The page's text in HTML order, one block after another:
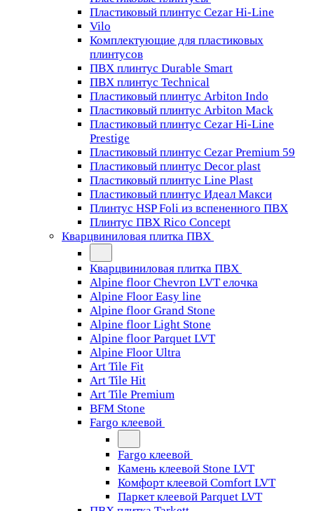
Пластиковый плинтус Cezar Hi-Line
Vilo
Комплектующие для пластиковых
плинтусов
ПВХ плинтус Durable Smart
ПВХ плинтус Technical
Пластиковый плинтус Arbiton Indo
Пластиковый плинтус Arbiton Mack
Пластиковый плинтус Cezar Hi-Line
Prestige
Пластиковый плинтус Cezar Premium 59
Пластиковый плинтус Decor plast
Пластиковый плинтус Line Plast
Пластиковый плинтус Идеал Макси
Плинтус HSP Foli из вспененного ПВХ
Плинтус ПВХ Rico Concept
Кварцвиниловая плитка ПВХ
Кварцвиниловая плитка ПВХ
Alpine floor Chevron LVT елочка
Alpine Floor Easy line
Alpine floor Grand Stone
Alpine floor Light Stone
Alpine floor Parquet LVT
Alpine Floor Ultra
Art Tile Fit
Art Tile Hit
Art Tile Premium
BFM Stone
Fargo клеевой
Fargo клеевой
Камень клеевой Stone LVT
Комфорт клеевой Comfort LVT
Паркет клеевой Parquet LVT